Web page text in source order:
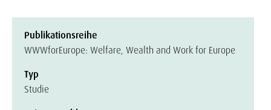
Publikationsreihe
WWWforEurope: Welfare, Wealth and Work for Europe
Typ
Studie